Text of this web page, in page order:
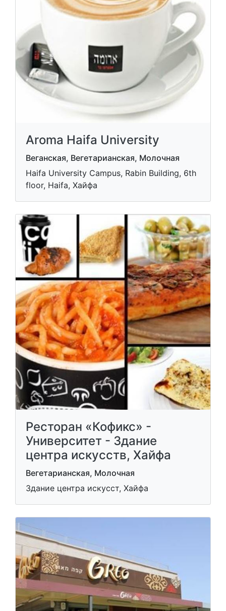
Aroma Haifa University
Веганская, Вегетарианская, Молочная
Haifa University Campus, Rabin Building, 6th
floor, Haifa, Хайфа
Ресторан «Кофикс» -
Университет - Здание
центра искусств, Хайфа
Вегетарианская, Молочная
Здание центра искусст, Хайфа